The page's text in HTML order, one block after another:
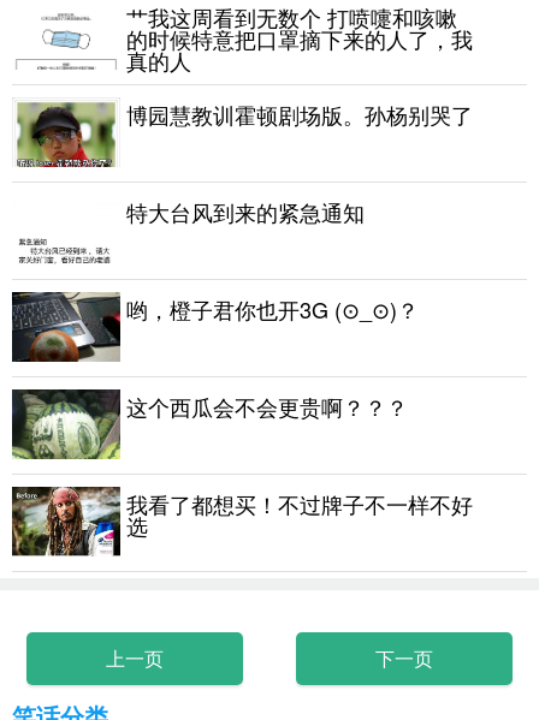
艹我这周看到无数个 打喷嚏和咳嗽
的时候特意把口罩摘下来的人了，我
真的人
博园慧教训霍顿剧场版。孙杨别哭了
特大台风到来的紧急通知
哟，橙子君你也开3G (⊙_⊙)？
这个西瓜会不会更贵啊？？？
我看了都想买！不过牌子不一样不好
选
上一页 下一页